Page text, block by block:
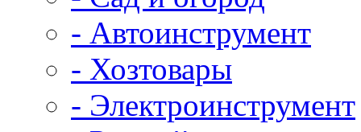
- Автоинструмент
- Хозтовары
- Электроинструмент